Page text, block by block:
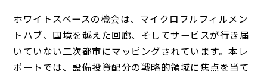
ホワイトスペースの機会は、マイクロフルフィルメン
トハブ、国境を越えた回廊、そしてサービスが行き届
いていない二次都市にマッピングされています。本レ
ポートでは、設備投資配分の戦略的領域に焦点を当て